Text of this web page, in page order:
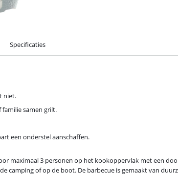
Specificaties
niet.
familie samen grilt.
een onderstel aanschaffen.
maximaal 3 personen op het kookoppervlak met een
camping of op de boot. De barbecue is gemaakt van